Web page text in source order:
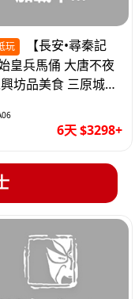
玩
皇兵馬俑 大唐不夜
坊品美食 三原城隍
6天 $3298+